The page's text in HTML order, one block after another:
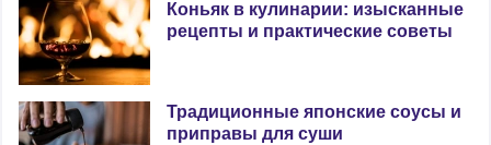
Коньяк в кулинарии: изысканные
рецепты и практические советы
Традиционные японские соусы и
приправы для суши